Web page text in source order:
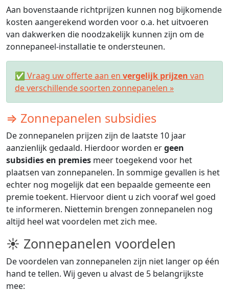
Aan bovenstaande richtprijzen kunnen nog bijkomende
kosten aangerekend worden voor o.a. het uitvoeren
van dakwerken die noodzakelijk kunnen zijn om de
zonnepaneel-installatie te ondersteunen.
✅ Vraag uw offerte aan en vergelijk prijzen van
de verschillende soorten zonnepanelen »
⇒ Zonnepanelen subsidies
De zonnepanelen prijzen zijn de laatste 10 jaar
aanzienlijk gedaald. Hierdoor worden ergeen
subsidies en premies meer toegekend voor het
plaatsen van zonnepanelen. In sommige gevallen is het
echter nog mogelijk dat een bepaalde gemeente een
premie toekent. Hiervoor dient u zich vooraf wel goed
te informeren. Niettemin brengen zonnepanelen nog
altijd heel wat voordelen met zich mee.
☀ Zonnepanelen voordelen
De voordelen van zonnepanelen zijn niet langer op één
hand te tellen. Wij geven u alvast de 5 belangrijkste
mee: